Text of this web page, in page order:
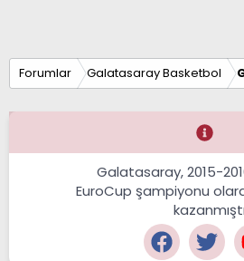
Forumlar Galatasaray Basketbol
Galatasaray, 2015-
EuroCup şampiyonu